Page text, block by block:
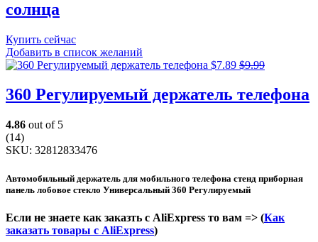
солнца
Купить сейчас
Добавить в список желаний
$7.89 $9.99
360 Регулируемый держатель телефона
4.86 out of 5
(14)
SKU: 32812833476
Автомобильный держатель для мобильного телефона стенд приборная
панель лобовое стекло Универсальный 360 Регулируемый
Если не знаете как заказть с AliExpress то вам => (Как
заказать товары с AliExpress)